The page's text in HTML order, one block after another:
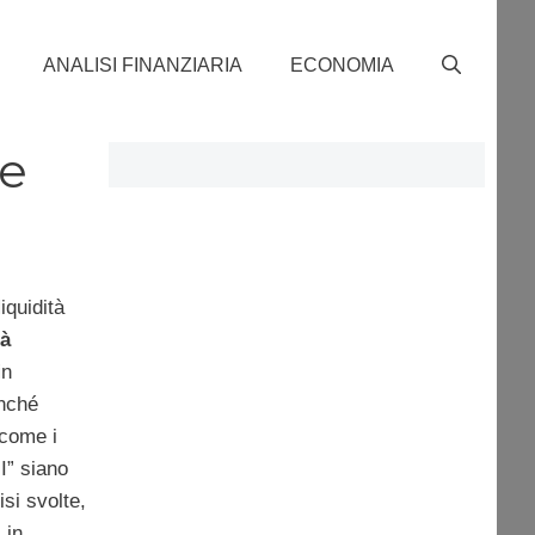
ANALISI FINANZIARIA ECONOMIA
i
siano
svolte,